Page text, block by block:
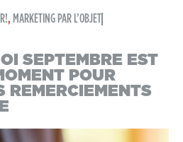
, MARKETING PAR L’OBJET
SEPTEMBRE EST
POUR
REMERCIEMENTS